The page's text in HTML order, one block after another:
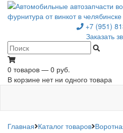
+7 (951)
Заказать
0 товаров — 0 руб.
В корзине нет ни одного товара
Главная Каталог товаров